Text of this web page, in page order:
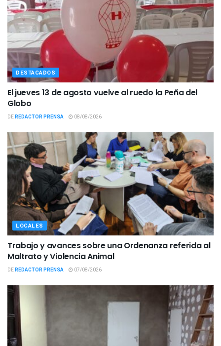
DESTACADOS
El jueves 13 de agosto vuelve al ruedo la Peña del
Globo
DEREDACTOR PRENSA 08/08/2026
LOCALES
Trabajo y avances sobre una Ordenanza referida al
Maltrato y Violencia Animal
DEREDACTOR PRENSA 07/08/2026